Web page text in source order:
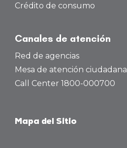
Crédito de consumo
Canales de atención
Red de agencias
Mesa de atención ciudadana
Call Center 1800-000700
Mapa del Sitio